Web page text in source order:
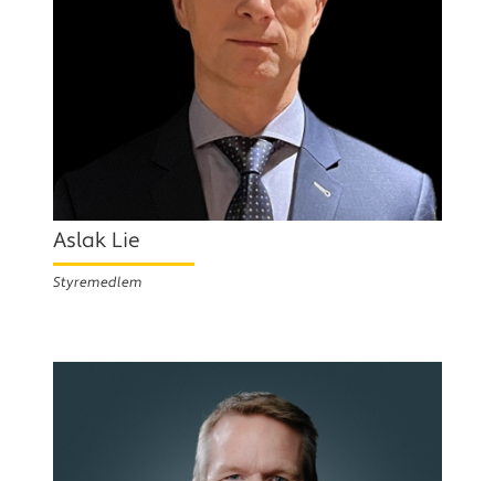
Aslak Lie
Styremedlem